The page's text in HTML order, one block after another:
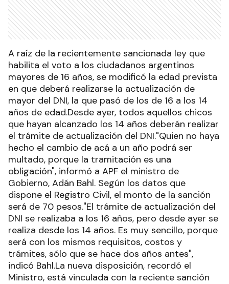
A raíz de la recientemente sancionada ley que
habilita el voto a los ciudadanos argentinos
mayores de 16 años, se modificó la edad prevista
en que deberá realizarse la actualización de
mayor del DNI, la que pasó de los de 16 a los 14
años de edad.Desde ayer, todos aquellos chicos
que hayan alcanzado los 14 años deberán realizar
el trámite de actualización del DNI."Quien no haya
hecho el cambio de acá a un año podrá ser
multado, porque la tramitación es una
obligación", informó a APF el ministro de
Gobierno, Adán Bahl. Según los datos que
dispone el Registro Civil, el monto de la sanción
será de 70 pesos."El trámite de actualización del
DNI se realizaba a los 16 años, pero desde ayer se
realiza desde los 14 años. Es muy sencillo, porque
será con los mismos requisitos, costos y
trámites, sólo que se hace dos años antes",
indicó Bahl.La nueva disposición, recordó el
Ministro, está vinculada con la reciente sanción